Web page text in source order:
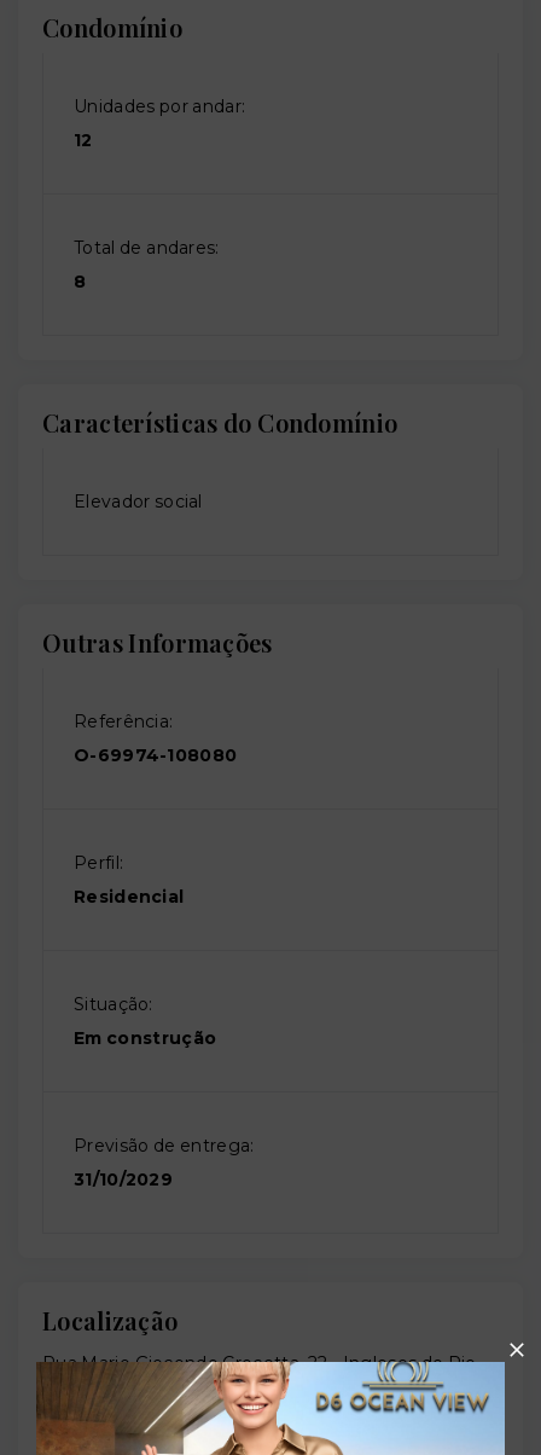
Condomínio
Unidades por andar:
12
Total de andares:
8
Características do Condomínio
Elevador social
Outras Informações
Referência:
O-69974-108080
Perfil:
Residencial
Situação:
Em construção
Previsão de entrega:
31/10/2029
Localização
Rua Mario Giocondo Crocetta, 22 - Ingleses do Rio
Vermelho - Florianópolis/SC- 88058-578